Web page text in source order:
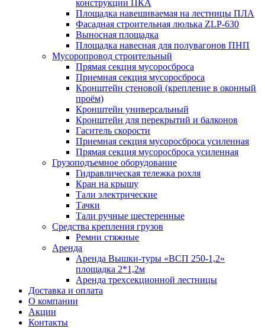
конструкции ПКА
Площадка навешиваемая на лестницы ПЛА
Фасадная строительная люлька ZLP-630
Выносная площадка
Площадка навесная для полувагонов ПНП
Мусоропровод строительный
Прямая секция мусоросброса
Приемная секция мусоросброса
Кронштейн стеновой (крепление в оконный
проём)
Кронштейн универсальный
Кронштейн для перекрытий и балконов
Гаситель скорости
Приемная секция мусоросброса усиленная
Прямая секция мусоросброса усиленная
Грузоподъемное оборудование
Гидравлическая тележка рохля
Кран на крышу
Тали электрические
Тачки
Тали ручные шестеренные
Средства крепления грузов
Ремни стяжные
Аренда
Аренда Вышки-туры «ВСП 250-1,2»
площадка 2*1,2м
Аренда трехсекционной лестницы
Доставка и оплата
О компании
Акции
Контакты